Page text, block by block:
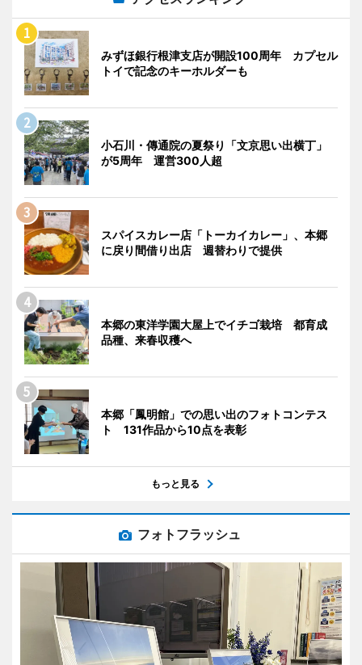
みずほ銀行根津支店が開設100周年 カプセル
トイで記念のキーホルダーも
小石川・傳通院の夏祭り「文京思い出横丁」
が5周年 運営300人超
スパイスカレー店「トーカイカレー」、本郷
に戻り間借り出店 週替わりで提供
本郷の東洋学園大屋上でイチゴ栽培 都育成
品種、来春収穫へ
本郷「鳳明館」での思い出のフォトコンテス
ト 131作品から10点を表彰
もっと見る
フォトフラッシュ